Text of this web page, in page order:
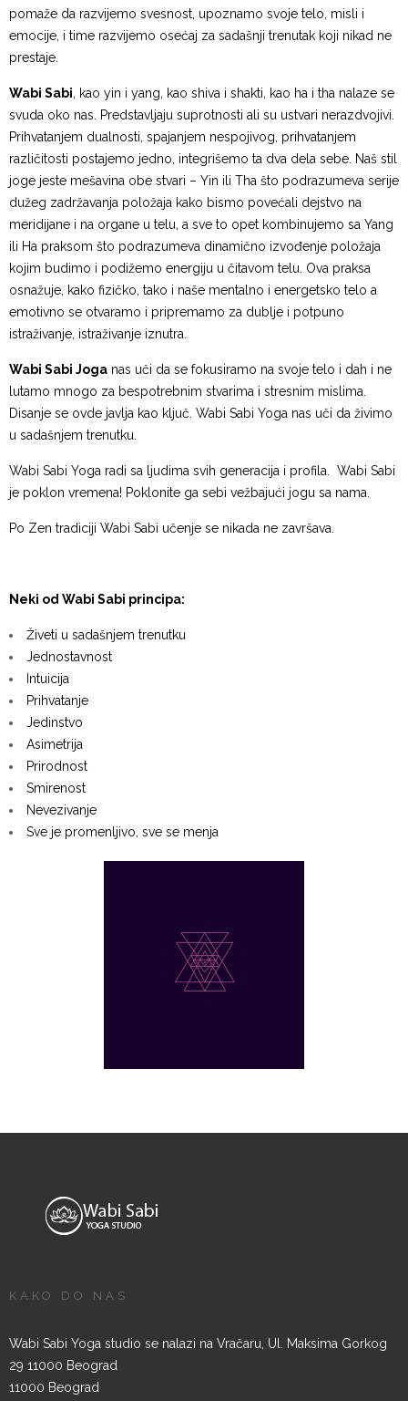
pomaže da razvijemo svesnost, upoznamo svoje telo, misli i
emocije, i time razvijemo osećaj za sadašnji trenutak koji nikad ne
prestaje.
Wabi Sabi , kao yin i yang, kao shiva i shakti, kao ha i tha nalaze se
svuda oko nas. Predstavljaju suprotnosti ali su ustvari nerazdvojivi.
Prihvatanjem dualnosti, spajanjem nespojivog, prihvatanjem
različitosti postajemo jedno, integrišemo ta dva dela sebe. Naš stil
joge jeste mešavina obe stvari – Yin ili Tha što podrazumeva serije
dužeg zadržavanja položaja kako bismo povećali dejstvo na
meridijane i na organe u telu, a sve to opet kombinujemo sa Yang
ili Ha praksom što podrazumeva dinamično izvođenje položaja
kojim budimo i podižemo energiju u čitavom telu. Ova praksa
osnažuje, kako fizičko, tako i naše mentalno i energetsko telo a
emotivno se otvaramo i pripremamo za dublje i potpuno
istraživanje, istraživanje iznutra.
Wabi Sabi Joga nas uči da se fokusiramo na svoje telo i dah i ne
lutamo mnogo za bespotrebnim stvarima i stresnim mislima.
Disanje se ovde javlja kao ključ. Wabi Sabi Yoga nas uči da živimo
u sadašnjem trenutku.
Wabi Sabi Yoga radi sa ljudima svih generacija i profila. Wabi Sabi
je poklon vremena! Poklonite ga sebi vežbajući jogu sa nama.
Po Zen tradiciji Wabi Sabi učenje se nikada ne završava.
Neki od Wabi Sabi principa:
Živeti u sadašnjem trenutku
Jednostavnost
Intuicija
Prihvatanje
Jedinstvo
Asimetrija
Prirodnost
Smirenost
Nevezivanje
Sve je promenljivo, sve se menja
KAKO DO NAS
Wabi Sabi Yoga studio se nalazi na Vračaru, Ul. Maksima Gorkog
29 11000 Beograd
11000 Beograd